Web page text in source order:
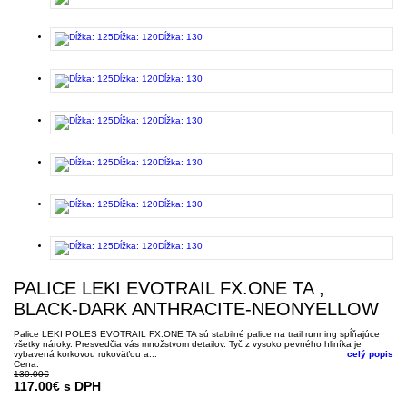
PALICE LEKI EVOTRAIL FX.ONE TA ,
BLACK-DARK ANTHRACITE-NEONYELLOW
Palice LEKI POLES EVOTRAIL FX.ONE TA sú stabilné palice na trail running spĺňajúce
všetky nároky. Presvedčia vás množstvom detailov. Tyč z vysoko pevného hliníka je
vybavená korkovou rukoväťou a...
celý popis
Cena:
130.00€
117.00€ s DPH